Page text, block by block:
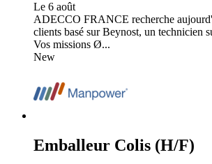
Le 6 août
ADECCO FRANCE recherche
clients basé sur Beynost, un technicien
Vos missions Ø...
New
Emballeur Colis (H/F)